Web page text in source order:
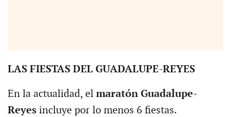
LAS FIESTAS DEL GUADALUPE-REYES
En la actualidad, el maratón Guadalupe-
Reyesincluye por lo menos 6 fiestas.